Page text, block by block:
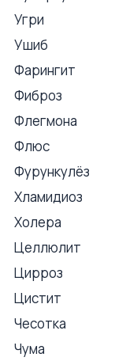
Угри
Ушиб
Фарингит
Фиброз
Флегмона
Флюс
Фурункулёз
Хламидиоз
Холера
Целлюлит
Цирроз
Цистит
Чесотка
Чума